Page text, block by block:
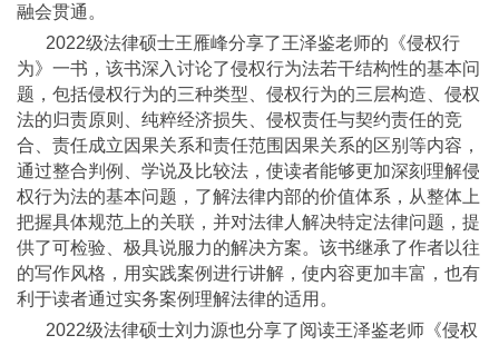
融会贯通。
2022级法律硕士王雁峰分享了王泽鉴老师的《侵权行
为》一书，该书深入讨论了侵权行为法若干结构性的基本问
题，包括侵权行为的三种类型、侵权行为的三层构造、侵权
法的归责原则、纯粹经济损失、侵权责任与契约责任的竞
合、责任成立因果关系和责任范围因果关系的区别等内容，
通过整合判例、学说及比较法，使读者能够更加深刻理解侵
权行为法的基本问题，了解法律内部的价值体系，从整体上
把握具体规范上的关联，并对法律人解决特定法律问题，提
供了可检验、极具说服力的解决方案。该书继承了作者以往
的写作风格，用实践案例进行讲解，使内容更加丰富，也有
利于读者通过实务案例理解法律的适用。
2022级法律硕士刘力源也分享了阅读王泽鉴老师《侵权